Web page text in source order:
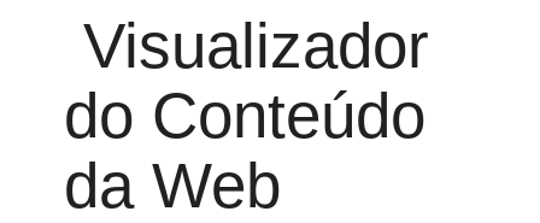
Visualizador
do Conteúdo
da Web